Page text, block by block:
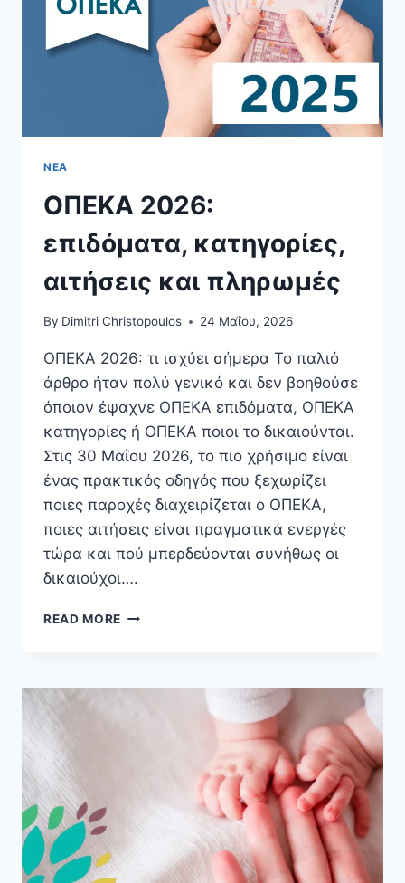
ΝΈΑ
ΟΠΕΚΑ 2026:
επιδόματα, κατηγορίες,
αιτήσεις και πληρωμές
By Dimitri Christopoulos 24 Μαΐου, 2026
ΟΠΕΚΑ 2026: τι ισχύει σήμερα Το παλιό
άρθρο ήταν πολύ γενικό και δεν βοηθούσε
όποιον έψαχνε ΟΠΕΚΑ επιδόματα, ΟΠΕΚΑ
κατηγορίες ή ΟΠΕΚΑ ποιοι το δικαιούνται.
Στις 30 Μαΐου 2026, το πιο χρήσιμο είναι
ένας πρακτικός οδηγός που ξεχωρίζει
ποιες παροχές διαχειρίζεται ο ΟΠΕΚΑ,
ποιες αιτήσεις είναι πραγματικά ενεργές
τώρα και πού μπερδεύονται συνήθως οι
δικαιούχοι….
READ MORE ΟΠΕΚΑ
ΑΙΤΉΣΕΙΣ